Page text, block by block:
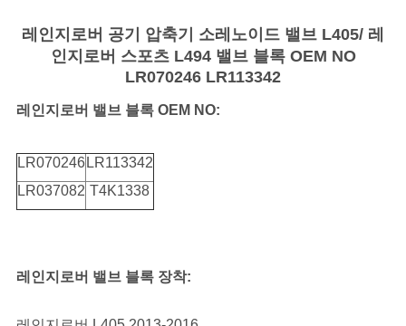
다
사
이
트
맵
PRIVACY
레인지로버 공기 압축기 소레노이드 밸브 L405/ 레
인지로버 스포츠 L494 밸브 블록 OEM NO
LR070246 LR113342
레인지로버 밸브 블록 OEM NO:
LR070246LR113342
LR037082 T4K1338
레인지로버 밸브 블록 장착: